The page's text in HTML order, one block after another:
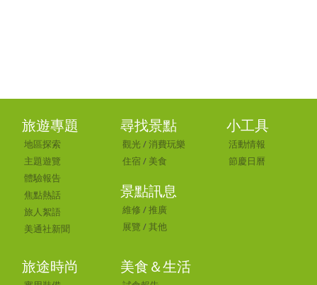
旅遊專題
地區探索
主題遊覽
體驗報告
焦點熱話
旅人絮語
美通社新聞
尋找景點
觀光 /消費玩樂
住宿 / 美食
景點訊息
維修 /推廣
展覽 /其他
小工具
活動情報
節慶日曆
旅途時尚 美食＆生活